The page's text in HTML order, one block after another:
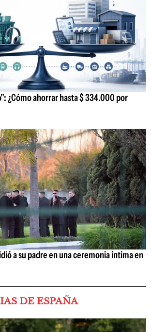
¿Cómo ahorrar hasta $ 334.000 por
a su padre en una ceremonia íntima en
DE ESPAÑA